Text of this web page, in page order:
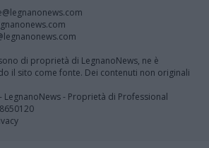
di proprietà di LegnanoNews, ne è
il sito come fonte. Dei contenuti non originali
LegnanoNews - Proprietà di Professional